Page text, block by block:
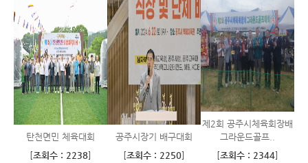
탄천면민 체육대회
[조회수 : 2238]
공주시장기 배구대회
[조회수 : 2250]
제2회 공주시체육회장배
그라운드골프..
[조회수 : 2344]